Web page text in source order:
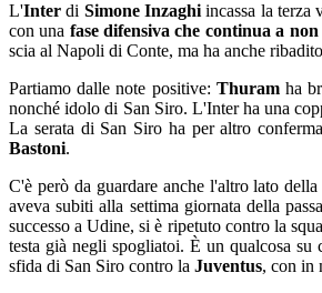
L'Inter di Simone Inzaghi incassa la terza
con una fase difensiva che continua a
scia al Napoli di Conte, ma ha anche
Partiamo dalle note positive: Thuramha
nonché idolo di San Siro. L'Inter ha una
La serata di San Siro ha per altro
Bastoni.
C'è però da guardare anche l'altro lato
aveva subiti alla settima giornata della
successo a Udine, si è ripetuto contro la
testa già negli spogliatoi. È un qualcosa su
sfida di San Siro contro la Juventus, con in